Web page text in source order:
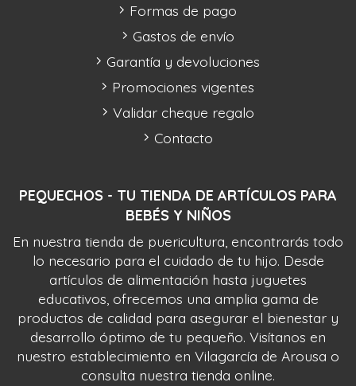
PEQUECHOS - TU TIENDA DE ARTÍCULOS PARA
BEBÉS Y NIÑOS
En nuestra tienda de puericultura, encontrarás todo
lo necesario para el cuidado de tu hijo. Desde
artículos de alimentación hasta juguetes
educativos, ofrecemos una amplia gama de
productos de calidad para asegurar el bienestar y
desarrollo óptimo de tu pequeño. Visítanos en
nuestro establecimiento en Vilagarcía de Arousa o
consulta nuestra tienda online.
Formas de pago
Gastos de envío
Garantía y devoluciones
Promociones vigentes
Validar cheque regalo
Contacto